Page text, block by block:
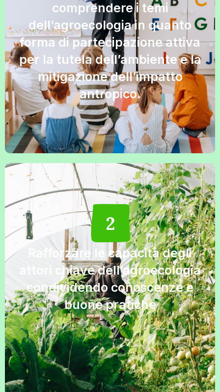
comprendere i temi
dell’agroecologia in quanto
forma di partecipazione attiva
per la tutela dell’ambiente e la
mitigazione dell’impatto
antropico.
Rafforzare le capacità degli
attori chiave dell’agroecologia
condividendo conoscenze e
buone pratiche